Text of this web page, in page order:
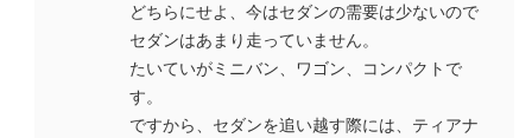
どちらにせよ、今はセダンの需要は少ないので
セダンはあまり走っていません。
たいていがミニバン、ワゴン、コンパクトで
す。
ですから、セダンを追い越す際には、ティアナ